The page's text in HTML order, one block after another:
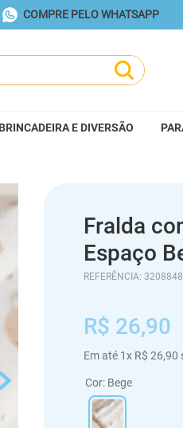
COMPRE PELO WHATSAPP
BRINCADEIRA E DIVERSÃO
Fralda
Espaço
REFERÊNCIA:
R$ 26,90
Em até 1x R$ 26,90
Cor: Bege